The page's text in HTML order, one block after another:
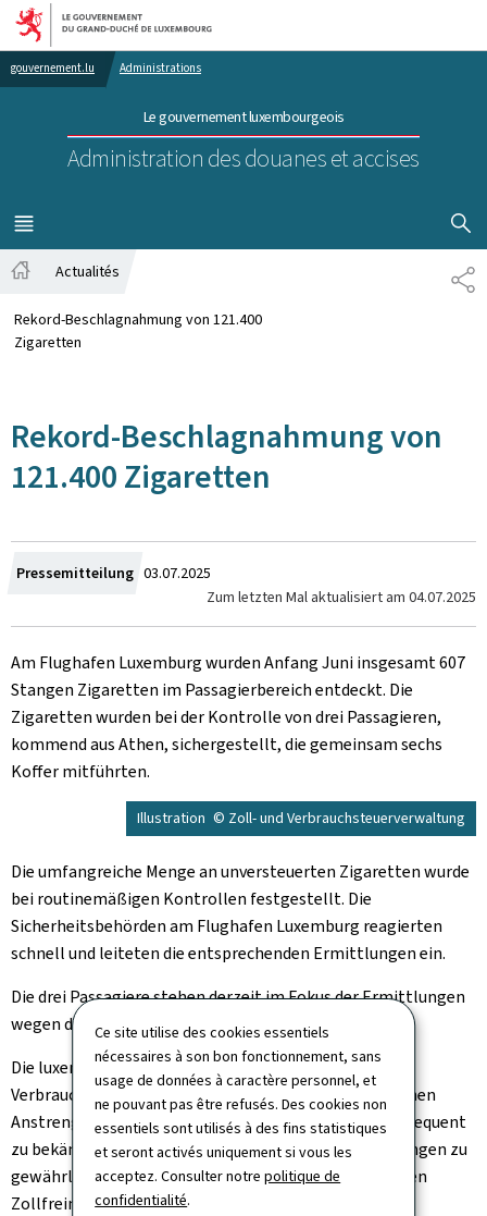
Ce site utilise des cookies essentiels
nécessaires à son bon fonctionnement, sans
usage de données à caractère personnel, et
ne pouvant pas être refusés. Des cookies non
essentiels sont utilisés à des fins statistiques
et seront activés uniquement si vous les
acceptez. Consulter notrepolitique de
confidentialité.
Aller au menu principal
Aller au contenu
gouvernement.lu Administrations
Le gouvernement luxembourgeois
Administration des douanes et accises
MENU
PRINCIPAL
Actualités
Rekord-Beschlagnahmung von 121.400
Zigaretten
Rekord-Beschlagnahmung von
121.400 Zigaretten
Pressemitteilung Crée
03.07.2025
Zum letzten Mal aktualisiert am 04.07.2025
Am Flughafen Luxemburg wurden Anfang Juni insgesamt 607
Stangen Zigaretten im Passagierbereich entdeckt. Die
Zigaretten wurden bei der Kontrolle von drei Passagieren,
kommend aus Athen, sichergestellt, die gemeinsam sechs
Koffer mitführten.
Illustration © Zoll- und Verbrauchsteuerverwaltung
Die umfangreiche Menge an unversteuerten Zigaretten wurde
bei routinemäßigen Kontrollen festgestellt. Die
Sicherheitsbehörden am Flughafen Luxemburg reagierten
schnell und leiteten die entsprechenden Ermittlungen ein.
Die drei Passagiere stehen derzeit im Fokus der Ermittlungen
wegen des Verdachts auf Zollvergehen.
Die luxemburgische Zoll- und
Verbrauchsteuerverwaltung betont ihre kontinuierlichen
Anstrengungen, Schmuggel und illegalen Handel konsequent
zu bekämpfen und die Einhaltung aller Zollbestimmungen zu
gewährleisten. Nähere Informationen zu den geltenden
Zollfreimengen für Reisende finden Sie unter: